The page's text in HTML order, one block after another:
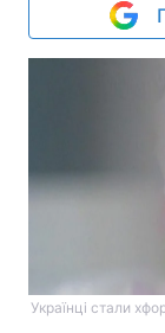
Українці стали